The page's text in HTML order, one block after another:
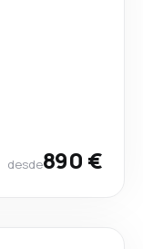
desde890 €